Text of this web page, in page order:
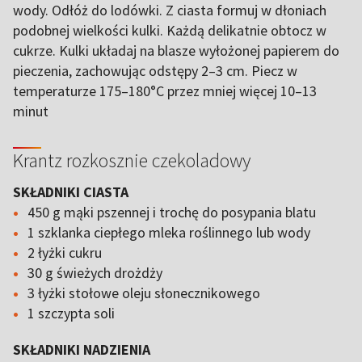
wody. Odłóż do lodówki. Z ciasta formuj w dłoniach
podobnej wielkości kulki. Każdą delikatnie obtocz w
cukrze. Kulki układaj na blasze wyłożonej papierem do
pieczenia, zachowując odstępy 2–3 cm. Piecz w
temperaturze 175–180°C przez mniej więcej 10–13
minut
Krantz rozkosznie czekoladowy
SKŁADNIKI CIASTA
450 g mąki pszennej i trochę do posypania blatu
1 szklanka ciepłego mleka roślinnego lub wody
2 łyżki cukru
30 g świeżych drożdży
3 łyżki stołowe oleju słonecznikowego
1 szczypta soli
SKŁADNIKI NADZIENIA